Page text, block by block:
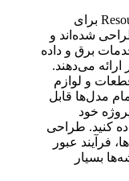
باکس‌های کف سری RFB از برند Resource برای
شده‌اند و
برق و داده
می‌دهند.
و لوازم
مدل‌ها قابل
خود
کنید. طراحی
فرآیند عبور
بسیار